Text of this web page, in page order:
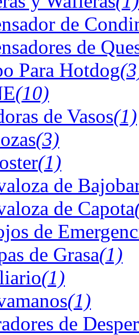
de
de
Para Hotdog
(10)
de Vasos(1)
(3)
(1)
de
de Capota
de
de Grasa(1)
(1)
(1)
de